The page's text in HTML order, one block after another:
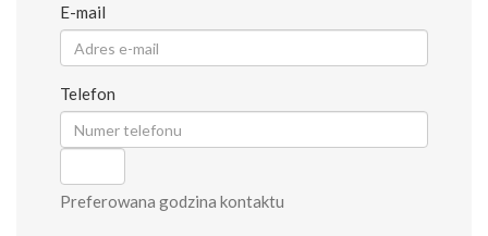
E-mail
Telefon
Preferowana godzina kontaktu